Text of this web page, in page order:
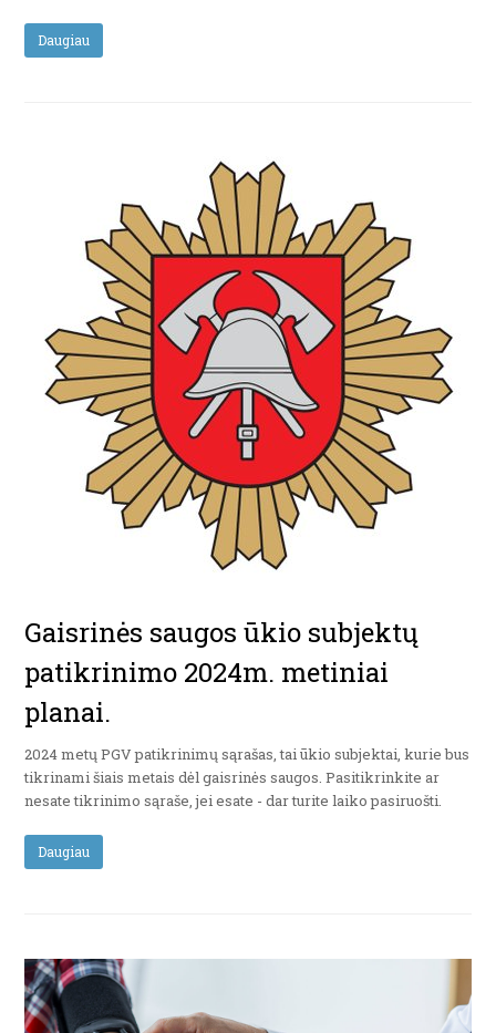
Daugiau
Gaisrinės saugos ūkio subjektų
patikrinimo 2024m. metiniai
planai.
2024 metų PGV patikrinimų sąrašas, tai ūkio subjektai, kurie bus
tikrinami šiais metais dėl gaisrinės saugos. Pasitikrinkite ar
nesate tikrinimo sąraše, jei esate - dar turite laiko pasiruošti.
Daugiau